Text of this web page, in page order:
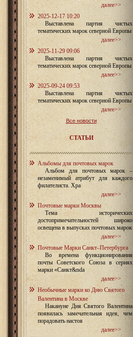
далее>>
2025-12-17 10:20
Выставлена партия чистых
тематических марок северной Европы
далее>>
2025-11-29 09:06
Выставлена партия чистых
тематических марок северной Европы
далее>>
2025-09-24 09:53
Выставлена партия чистых
тематических марок северной Европы
далее>>
Все новости
СТАТЬИ
Альбомы для почтовых марок
Альбом для почтовых марок –
незаменимый атрибут для каждого
филателиста. Хра
далее>>
Почтовые марки Москвы
Тема исторических
достопримечательностей широко
освещена в выпусках почтовых марок
далее>>
Почтовые Марки Санкт–Петербурга
Во времена функционирования
почты Советского Союза в сериях
марки «Санкт&nda
далее>>
Необычные марки ко Дню Святого
Валентина в Москве
Накануне Дня Святого Валентина
появилась замечательная идея, чем
порадовать настоя
далее>>